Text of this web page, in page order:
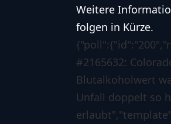
Weitere
folgen in Kürze.
#2165632:
Blutalkoholwert
Unfall doppelt so